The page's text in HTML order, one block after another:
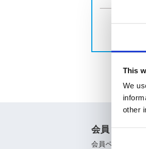
This
We
other
会員
会員ページ